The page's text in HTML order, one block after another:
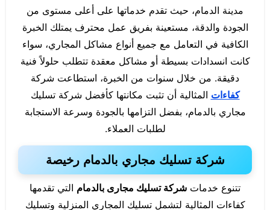
مدينة الدمام، حيث تقدم خدماتها على أعلى مستوى من
الجودة والدقة، مستعينة بفريق عمل محترف يمتلك الخبرة
الكافية في التعامل مع جميع أنواع مشاكل المجاري، سواء
كانت انسدادات بسيطة أو مشاكل معقدة تتطلب حلولاً فنية
دقيقة. من خلال سنوات من الخبرة، استطاعت شركة
كفاءات المثالية أن تثبت مكانتها كأفضل شركة تسليك
مجاري بالدمام، بفضل التزامها بالجودة وسرعة الاستجابة
لطلبات العملاء.
شركة تسليك مجاري بالدمام رخيصة
تتنوع خدمات شركة تسليك مجارى بالدمام التي تقدمها
كفاءات المثالية لتشمل تسليك المجاري المنزلية وتسليك